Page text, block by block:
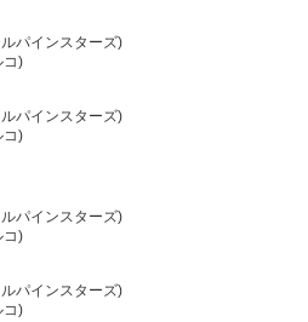
パインスターズ)
コ)
パインスターズ)
コ)
パインスターズ)
コ)
パインスターズ)
コ)